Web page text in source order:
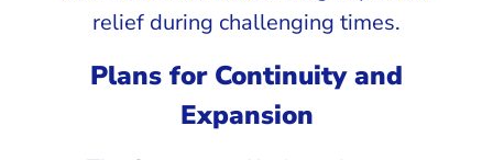
relief during challenging times.
Plans for Continuity and
Expansion